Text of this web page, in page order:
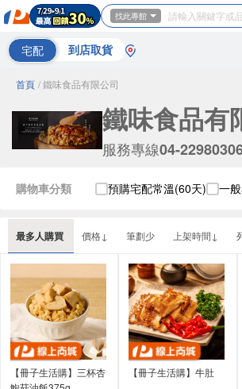
找此專館
宅配 到店取貨
首頁 / 鐵味食品有限公司
鐵味食品有
服務專線04-
最多人購買 價格↓ 筆劃少 上架時間↓
購物車分類 預購宅配常溫(60天) 一
【冊子生活購】三杯杏
【冊子生活購】牛肚